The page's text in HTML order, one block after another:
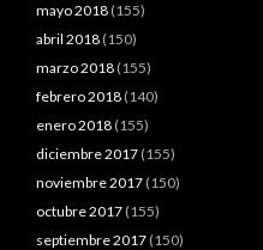
mayo 2018 (155)
abril 2018 (150)
marzo 2018 (155)
febrero 2018 (140)
enero 2018 (155)
diciembre 2017 (155)
noviembre 2017 (150)
octubre 2017 (155)
septiembre 2017 (150)